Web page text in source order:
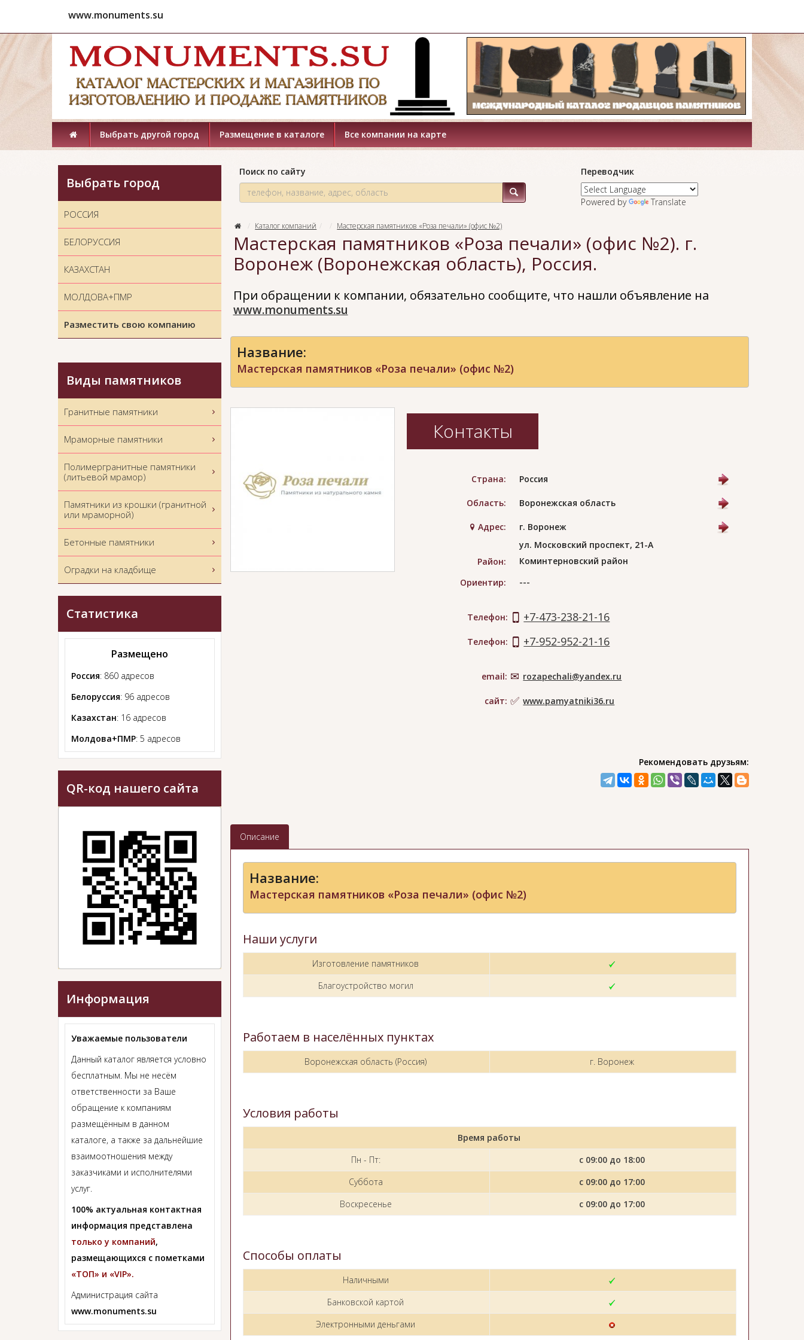
www.monuments.su
Выбрать другой город Размещение в каталоге Все компании на карте
Поиск по сайту Переводчик
Powered by Translate
Каталог компаний Мастерская памятников «Роза печали» (офис №2)
Мастерская памятников «Роза печали» (офис №2). г.
Воронеж (Воронежская область), Россия.
При обращении к компании, обязательно сообщите, что нашли объявление на
www.monuments.su
Название:
Мастерская памятников «Роза печали» (офис №2)
Контакты
Страна: Россия
Область: Воронежская область
Адрес:
г. Воронеж
ул. Московский проспект, 21-А
Район:
Коминтерновский район
Ориентир:
---
Телефон: +7-473-238-21-16
Телефон: +7-952-952-21-16
email: rozapechali@yandex.ru
сайт: www.pamyatniki36.ru
Рекомендовать друзьям:
Описание
Название:
Мастерская памятников «Роза печали» (офис №2)
Наши услуги
Изготовление памятников
Благоустройство могил
Работаем в населённых пунктах
Воронежская область (Россия) г. Воронеж
Условия работы
Время работы
Пн - Пт:
с 09:00 до 18:00
Суббота
с 09:00 до 17:00
Воскресенье
с 09:00 до 17:00
Способы оплаты
Наличными
Банковской картой
Электронными деньгами
Выбрать город
РОССИЯ
БЕЛОРУССИЯ
КАЗАХСТАН
МОЛДОВА+ПМР
Разместить свою компанию
Виды памятников
Гранитные памятники
Мраморные памятники
Полимергранитные памятники
(литьевой мрамор)
Памятники из крошки (гранитной
или мраморной)
Бетонные памятники
Оградки на кладбище
Статистика
Размещено
Россия: 860 адресов
Белоруссия: 96 адресов
Казахстан: 16 адресов
Молдова+ПМР: 5 адресов
QR-код нашего сайта
Информация
Уважаемые пользователи
Данный каталог является условно
бесплатным. Мы не несём
ответственности за Ваше
обращение к компаниям
размещённым в данном
каталоге, а также за дальнейшие
взаимоотношения между
заказчиками и исполнителями
услуг.
100% актуальная контактная
информация представлена
только у компаний,
размещающихся с пометками
«ТОП» и «VIP».
Администрация сайта
www.monuments.su